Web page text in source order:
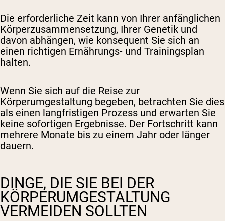
Die erforderliche Zeit kann von Ihrer anfänglichen
Körperzusammensetzung, Ihrer Genetik und
davon abhängen, wie konsequent Sie sich an
einen richtigen Ernährungs- und Trainingsplan
halten.
Wenn Sie sich auf die Reise zur
Körperumgestaltung begeben, betrachten Sie dies
als einen langfristigen Prozess und erwarten Sie
keine sofortigen Ergebnisse. Der Fortschritt kann
mehrere Monate bis zu einem Jahr oder länger
dauern.
DINGE, DIE SIE BEI DER
KÖRPERUMGESTALTUNG
VERMEIDEN SOLLTEN